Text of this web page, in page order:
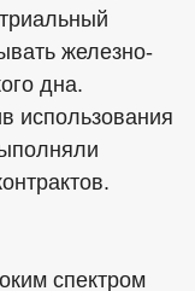
железно-
дна.
использования
спектром